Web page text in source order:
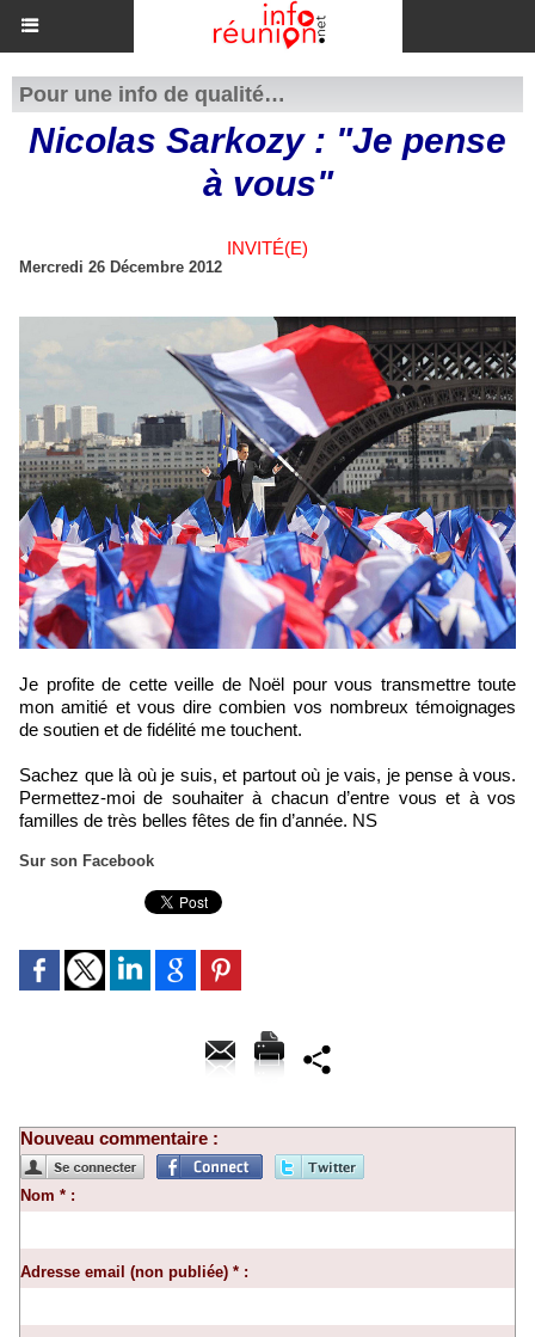
Pour une info de qualité…
Nicolas Sarkozy : "Je pense
à vous"
INVITÉ(E)
Mercredi 26 Décembre 2012
Je profite de cette veille de Noël pour vous transmettre toute
mon amitié et vous dire combien vos nombreux témoignages
de soutien et de fidélité me touchent.
Sachez que là où je suis, et partout où je vais, je pense à vous.
Permettez-moi de souhaiter à chacun d’entre vous et à vos
familles de très belles fêtes de fin d’année. NS
Sur son Facebook
Nouveau commentaire :
Nom * :
Adresse email (non publiée) * :